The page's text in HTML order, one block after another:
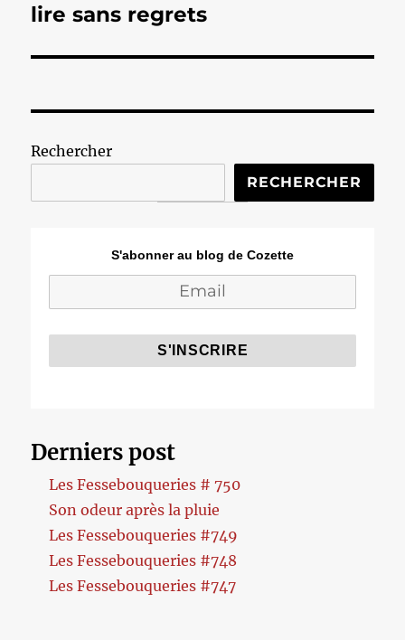
suivante :
lire sans regrets
Rechercher
RECHERCHER
S'abonner au blog de Cozette
Derniers post
Les Fessebouqueries # 750
Son odeur après la pluie
Les Fessebouqueries #749
Les Fessebouqueries #748
Les Fessebouqueries #747